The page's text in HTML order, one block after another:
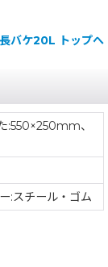
バケ20L トップへ
、
:スチール・ゴム